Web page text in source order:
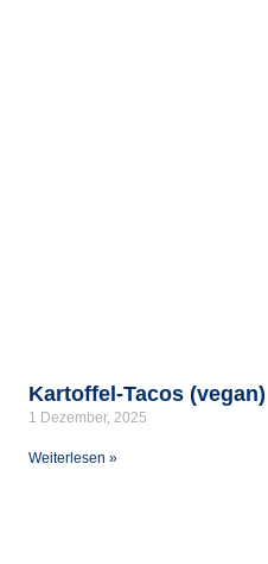
Kartoffel-Tacos (vegan)
1 Dezember, 2025
Weiterlesen »